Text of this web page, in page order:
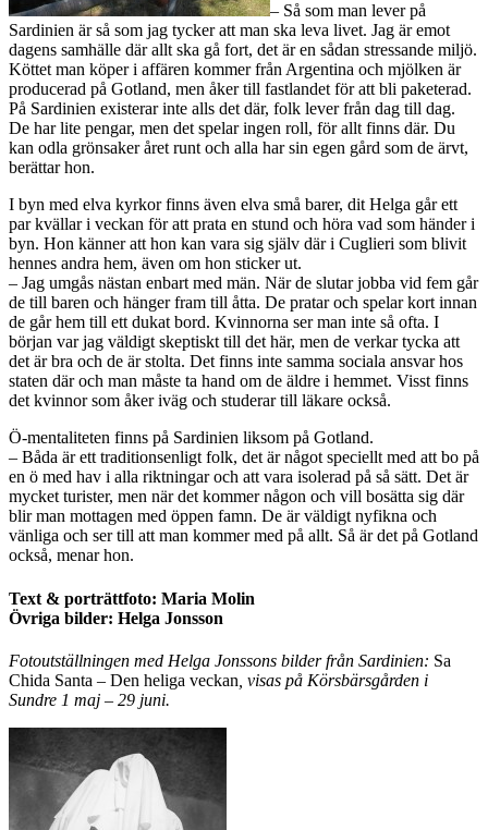
– Så som man lever på
Sardinien är så som jag tycker att man ska leva livet. Jag är emot
dagens samhälle där allt ska gå fort, det är en sådan stressande miljö.
Köttet man köper i affären kommer från Argentina och mjölken är
producerad på Gotland, men åker till fastlandet för att bli paketerad.
På Sardinien existerar inte alls det där, folk lever från dag till dag.
De har lite pengar, men det spelar ingen roll, för allt finns där. Du
kan odla grönsaker året runt och alla har sin egen gård som de ärvt,
berättar hon.
I byn med elva kyrkor finns även elva små barer, dit Helga går ett
par kvällar i veckan för att prata en stund och höra vad som händer i
byn. Hon känner att hon kan vara sig själv där i Cuglieri som blivit
hennes andra hem, även om hon sticker ut.
– Jag umgås nästan enbart med män. När de slutar jobba vid fem går
de till baren och hänger fram till åtta. De pratar och spelar kort innan
de går hem till ett dukat bord. Kvinnorna ser man inte så ofta. I
början var jag väldigt skeptiskt till det här, men de verkar tycka att
det är bra och de är stolta. Det finns inte samma sociala ansvar hos
staten där och man måste ta hand om de äldre i hemmet. Visst finns
det kvinnor som åker iväg och studerar till läkare också.
Ö-mentaliteten finns på Sardinien liksom på Gotland.
– Båda är ett traditionsenligt folk, det är något speciellt med att bo på
en ö med hav i alla riktningar och att vara isolerad på så sätt. Det är
mycket turister, men när det kommer någon och vill bosätta sig där
blir man mottagen med öppen famn. De är väldigt nyfikna och
vänliga och ser till att man kommer med på allt. Så är det på Gotland
också, menar hon.
Text & porträttfoto: Maria Molin
Övriga bilder: Helga Jonsson
Fotoutställningen med Helga Jonssons bilder från Sardinien: Sa
Chida Santa – Den heliga veckan , visas på Körsbärsgården i
Sundre 1 maj – 29 juni.